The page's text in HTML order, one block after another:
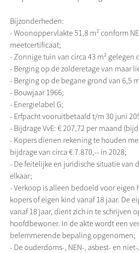
Bijzonderheden:
- Woonoppervlakte 51,8 m² conform
meetcertificaat;
- Zonnige tuin van circa 43 m² gelegen
- Berging op de zolderetage van maar
- Berging op de begane grond van 6,5
- Bouwjaar 1966;
- Energielabel G;
- Erfpacht vooruitbetaald t/m 30 juni
- Bijdrage VvE: € 207,72 per maand
- Kopers dienen rekening te houden
bijdrage van circa € 7.870,-- in 2028;
- De feitelijke en juridische situatie van
elkaar;
- Verkoop is alleen bedoeld voor
kopers of eigen kind vanaf 18 jaar. De
vanaf 18 jaar, dient zich in te schrijven
hoofdbewoner. In de akte wordt een
belemmerende bepaling opgenomen;
- De ouderdoms-, NEN-, asbest- en